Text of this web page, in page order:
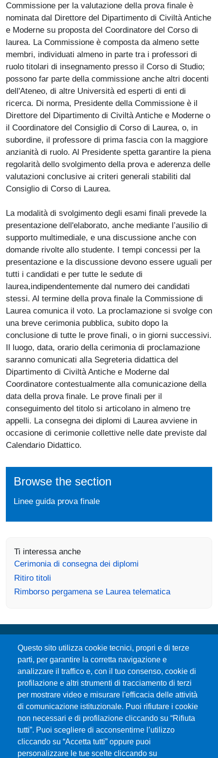
Commissione per la valutazione della prova finale è
nominata dal Direttore del Dipartimento di Civiltà Antiche
e Moderne su proposta del Coordinatore del Corso di
laurea. La Commissione è composta da almeno sette
membri, individuati almeno in parte tra i professori di
ruolo titolari di insegnamento presso il Corso di Studio;
possono far parte della commissione anche altri docenti
dell'Ateneo, di altre Università ed esperti di enti di
ricerca. Di norma, Presidente della Commissione è il
Direttore del Dipartimento di Civiltà Antiche e Moderne o
il Coordinatore del Consiglio di Corso di Laurea, o, in
subordine, il professore di prima fascia con la maggiore
anzianità di ruolo. Al Presidente spetta garantire la piena
regolarità dello svolgimento della prova e aderenza delle
valutazioni conclusive ai criteri generali stabiliti dal
Consiglio di Corso di Laurea.
La modalità di svolgimento degli esami finali prevede la
presentazione dell'elaborato, anche mediante l’ausilio di
supporto multimediale, e una discussione anche con
domande rivolte allo studente. I tempi concessi per la
presentazione e la discussione devono essere uguali per
tutti i candidati e per tutte le sedute di
laurea,indipendentemente dal numero dei candidati
stessi. Al termine della prova finale la Commissione di
Laurea comunica il voto. La proclamazione si svolge con
una breve cerimonia pubblica, subito dopo la
conclusione di tutte le prove finali, o in giorni successivi.
Il luogo, data, orario della cerimonia di proclamazione
saranno comunicati alla Segreteria didattica del
Dipartimento di Civiltà Antiche e Moderne dal
Coordinatore contestualmente alla comunicazione della
data della prova finale. Le prove finali per il
conseguimento del titolo si articolano in almeno tre
appelli. La consegna dei diplomi di Laurea avviene in
occasione di cerimonie collettive nelle date previste dal
Calendario Didattico.
Browse the section
Linee guida prova finale
Ti interessa anche
Cerimonia di consegna dei diplomi
Ritiro titoli
Rimborso pergamena se Laurea telematica
Questo sito utilizza cookie tecnici, propri e di terze
parti, per garantire la corretta navigazione e
analizzare il traffico e, con il tuo consenso, cookie di
profilazione e altri strumenti di tracciamento di terzi
per mostrare video e misurare l'efficacia delle attività
di comunicazione istituzionale. Puoi rifiutare i cookie
non necessari e di profilazione cliccando su “Rifiuta
tutti”. Puoi scegliere di acconsentirne l’utilizzo
cliccando su “Accetta tutti” oppure puoi
personalizzare le tue scelte cliccando su
Università degli Studi di Messina
Piazza Pugliatti, 1 - 98122 Messina
Cod. Fiscale 80004070837
P.IVA 00724160833
Centralino: 090 676 1